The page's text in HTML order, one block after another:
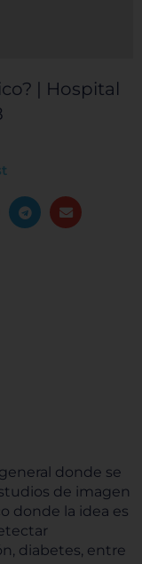
| Hospital
donde se
de imagen
donde la idea es
diabetes, entre